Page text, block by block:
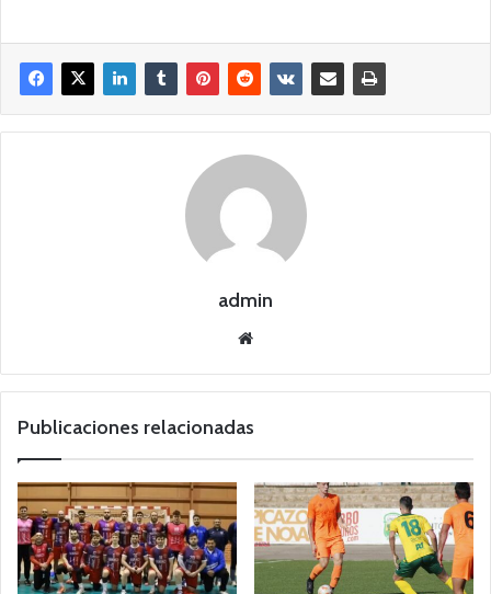
admin
we
Publicaciones relacionadas